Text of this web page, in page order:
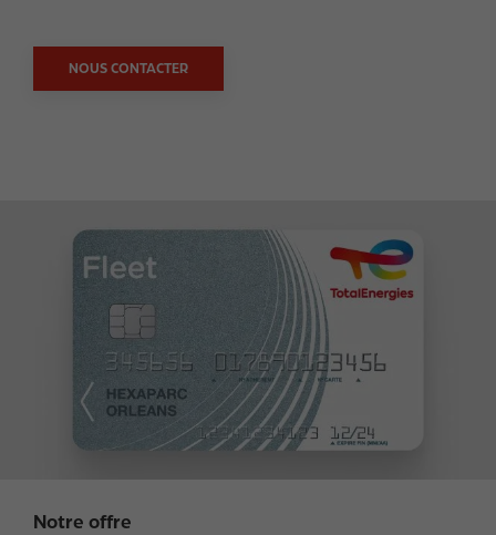
NOUS CONTACTER
Notre offre